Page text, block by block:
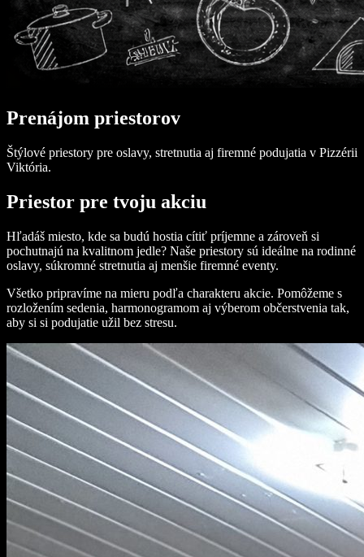
Prenájom priestorov
Štýlové priestory pre oslavy, stretnutia aj firemné podujatia v Pizzérii
Viktória.
Priestor pre tvoju akciu
Hľadáš miesto, kde sa budú hostia cítiť príjemne a zároveň si
pochutnajú na kvalitnom jedle? Naše priestory sú ideálne na rodinné
oslavy, súkromné stretnutia aj menšie firemné eventy.
Všetko pripravíme na mieru podľa charakteru akcie. Pomôžeme s
rozložením sedenia, harmonogramom aj výberom občerstvenia tak,
aby si si podujatie užil bez stresu.